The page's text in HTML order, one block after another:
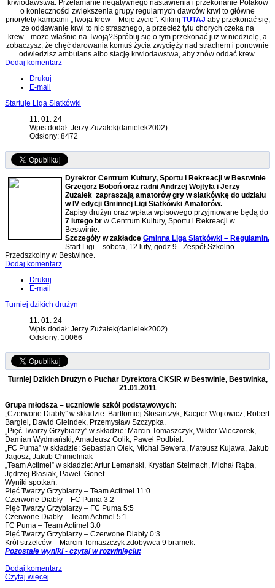
krwiodawstwa. Przełamanie negatywnego nastawienia i przekonanie Polaków
o konieczności zwiększenia grupy regularnych dawców krwi to główne
priorytety kampanii „Twoja krew – Moje życie”. Kliknij TUTAJ aby przekonać się,
ze oddawanie krwi to nic strasznego, a przecież tylu chorych czeka na
krew....może właśnie na Twoją?Spróbuj się o tym przekonać już w niedzielę, a
zobaczysz, że chęć darowania komuś życia zwycięży nad strachem i ponownie
odwiedzisz ambulans albo stację krwiodawstwa, aby znów oddać krew.
Dodaj komentarz
Drukuj
E-mail
Startuje Liga Siatkówki
11. 01. 24
Wpis dodał: Jerzy Zużałek(danielek2002)
Odsłony: 8472
Dyrektor Centrum Kultury, Sportu i Rekreacji w Bestwinie
Grzegorz Boboń oraz radni Andrzej Wojtyła i Jerzy
Zużałek zapraszają amatorów gry w siatkówkę do udziału
w IV edycji Gminnej Ligi Siatkówki Amatorów.
Zapisy drużyn oraz wpłata wpisowego przyjmowane będą do
7 lutego br w Centrum Kultury, Sportu i Rekreacji w
Bestwinie.
Szczegóły w zakładce Gminna Liga Siatkówki – Regulamin.
Start Ligi – sobota, 12 luty, godz.9 - Zespół Szkolno -
Przedszkolny w Bestwince.
Dodaj komentarz
Drukuj
E-mail
Turniej dzikich drużyn
11. 01. 24
Wpis dodał: Jerzy Zużałek(danielek2002)
Odsłony: 10066
Turniej Dzikich Drużyn o Puchar Dyrektora CKSiR w Bestwinie, Bestwinka,
21.01.2011
Grupa młodsza – uczniowie szkół podstawowych:
„Czerwone Diabły” w składzie: Bartłomiej Ślosarczyk, Kacper Wojtowicz, Robert
Bargiel, Dawid Gleindek, Przemysław Szczypka.
„Pięć Twarzy Grzybiarzy” w składzie: Marcin Tomaszczyk, Wiktor Wieczorek,
Damian Wydmański, Amadeusz Golik, Paweł Podbiał.
„FC Puma” w składzie: Sebastian Olek, Michał Sewera, Mateusz Kujawa, Jakub
Jagosz, Jakub Chmielniak
„Team Actimel” w składzie: Artur Lemański, Krystian Stelmach, Michał Rąba,
Jędrzej Błasiak, Paweł Gonet.
Wyniki spotkań:
Pięć Twarzy Grzybiarzy – Team Actimel 11:0
Czerwone Diabły – FC Puma 3:2
Pięć Twarzy Grzybiarzy – FC Puma 5:5
Czerwone Diabły – Team Actimel 5:1
FC Puma – Team Actimel 3:0
Pięć Twarzy Grzybiarzy – Czerwone Diabły 0:3
Król strzelców – Marcin Tomaszczyk zdobywca 9 bramek.
Pozostałe wyniki - czytaj w rozwinięciu:
Dodaj komentarz
Czytaj więcej